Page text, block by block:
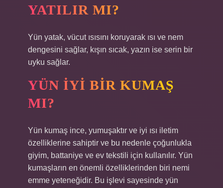
YATILIR MI?
Yün yatak, vücut ısısını koruyarak ısı ve nem
dengesini sağlar, kışın sıcak, yazın ise serin bir
uyku sağlar.
YÜN IYI BIR KUMAŞ
MI?
Yün kumaş ince, yumuşaktır ve iyi ısı iletim
özelliklerine sahiptir ve bu nedenle çoğunlukla
giyim, battaniye ve ev tekstili için kullanılır. Yün
kumaşların en önemli özelliklerinden biri nemi
emme yeteneğidir. Bu işlevi sayesinde yün